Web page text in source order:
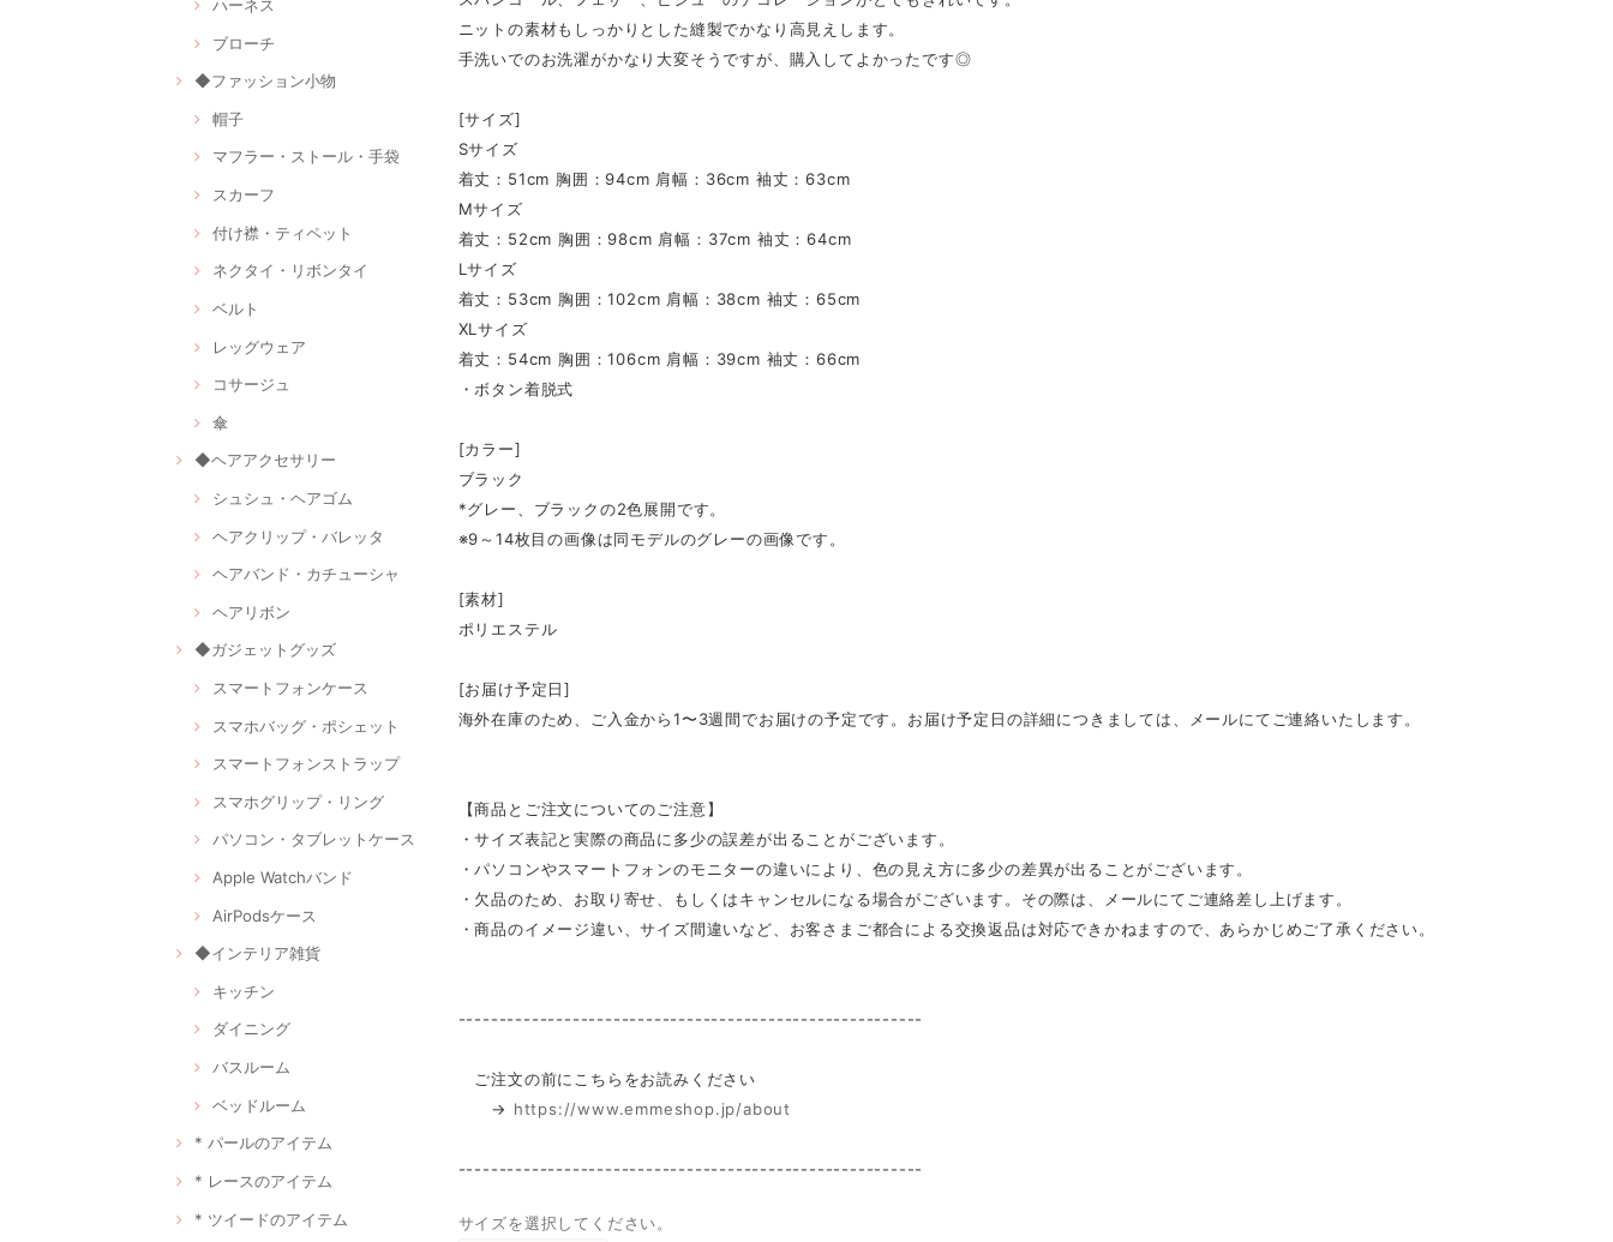
ハーネス
ブローチ
◆ファッション小物
帽子
マフラー・ストール・手袋
スカーフ
付け襟・ティペット
ネクタイ・リボンタイ
ベルト
レッグウェア
コサージュ
傘
◆ヘアアクセサリー
シュシュ・ヘアゴム
ヘアクリップ・バレッタ
ヘアバンド・カチューシャ
ヘアリボン
◆ガジェットグッズ
スマートフォンケース
スマホバッグ・ポシェット
スマートフォンストラップ
スマホグリップ・リング
パソコン・タブレットケース
Apple Watchバンド
AirPodsケース
◆インテリア雑貨
キッチン
ダイニング
バスルーム
ベッドルーム
* パールのアイテム
* レースのアイテム
* ツイードのアイテム
ニットの素材もしっかりとした縫製でかなり高見えします。
手洗いでのお洗濯がかなり大変そうですが、購入してよかったです◎
[サイズ]
Sサイズ
着丈：51cm 胸囲：94cm 肩幅：36cm 袖丈：63cm
Mサイズ
着丈：52cm 胸囲：98cm 肩幅：37cm 袖丈：64cm
Lサイズ
着丈：53cm 胸囲：102cm 肩幅：38cm 袖丈：65cm
XLサイズ
着丈：54cm 胸囲：106cm 肩幅：39cm 袖丈：66cm
・ボタン着脱式
[カラー]
ブラック
*グレー、ブラックの2色展開です。
※9～14枚目の画像は同モデルのグレーの画像です。
[素材]
ポリエステル
[お届け予定日]
海外在庫のため、ご入金から1〜3週間でお届けの予定です。お届け予定日の詳細につきましては、メールにてご連絡いたします。
【商品とご注文についてのご注意】
・サイズ表記と実際の商品に多少の誤差が出ることがございます。
・パソコンやスマートフォンのモニターの違いにより、色の見え方に多少の差異が出ることがございます。
・欠品のため、お取り寄せ、もしくはキャンセルになる場合がございます。その際は、メールにてご連絡差し上げます。
・商品のイメージ違い、サイズ間違いなど、お客さまご都合による交換返品は対応できかねますので、あらかじめご了承ください。
---------------------------------------------------------
ご注文の前にこちらをお読みください
→ https://www.emmeshop.jp/about
---------------------------------------------------------
サイズを選択してください。